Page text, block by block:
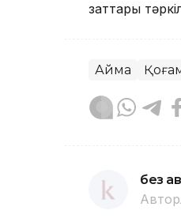
заттары
Аймақ
без